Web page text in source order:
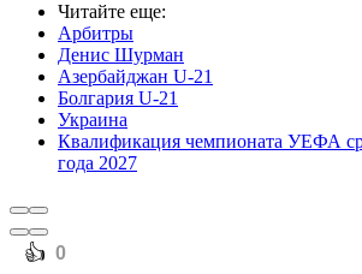
Читайте еще:
Арбитры
Денис Шурман
Азербайджан U-21
Болгария U-21
Украина
Квалификация чемпионата УЕФА
года 2027
️👍 0